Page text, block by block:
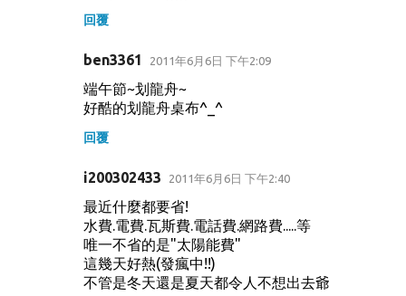
回覆
ben3361 2011年6月6日 下午2:09
端午節~划龍舟~
好酷的划龍舟桌布^_^
回覆
i200302433 2011年6月6日 下午2:40
最近什麼都要省!
水費.電費.瓦斯費.電話費.網路費.....等
唯一不省的是"太陽能費"
這幾天好熱(發瘋中!!)
不管是冬天還是夏天都令人不想出去爺